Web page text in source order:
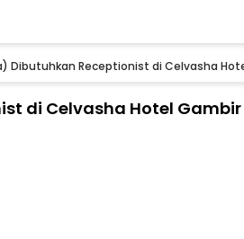
Dibutuhkan Receptionist di Celvasha
di Celvasha Hotel